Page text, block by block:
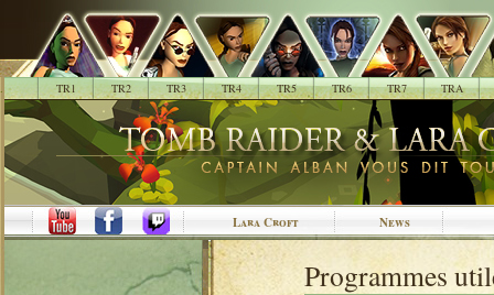
. TR1 TR2 TR3 TR4 TR5 TR6 TR7 TRA
Lara Croft News
Programmes